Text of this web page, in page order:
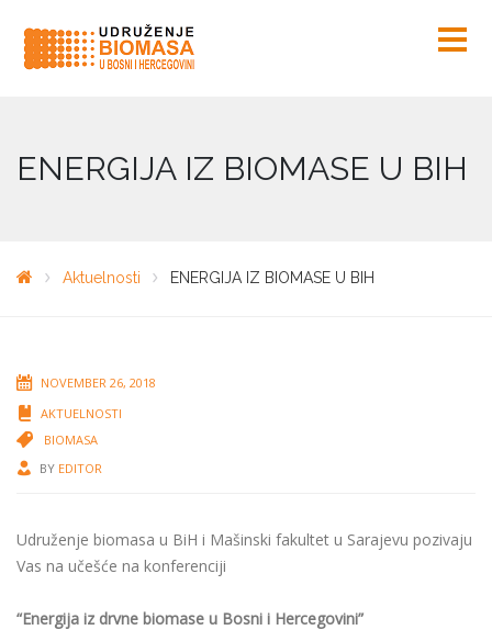
ENERGIJA IZ BIOMASE U BIH
Aktuelnosti ENERGIJA IZ BIOMASE U BIH
NOVEMBER 26, 2018
AKTUELNOSTI
BIOMASA
BY EDITOR
Udruženje biomasa u BiH i Mašinski fakultet u Sarajevu pozivaju
Vas na učešće na konferenciji
“Energija iz drvne biomase u Bosni i Hercegovini”